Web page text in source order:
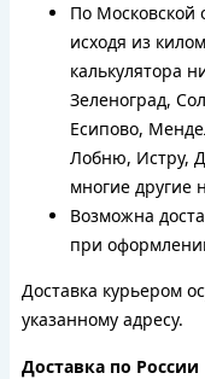
По Московской
исходя из
калькулятора
Зеленоград,
Есипово,
Лобню, Истру,
многие другие
Возможна
при
Доставка курьером
указанному адресу.
Доставка по России